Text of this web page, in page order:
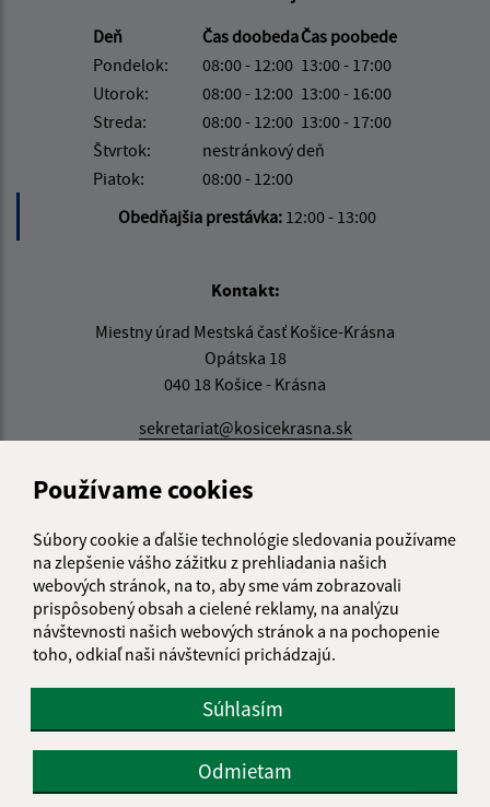
Používame cookies
Súbory cookie a ďalšie technológie sledovania používame
na zlepšenie vášho zážitku z prehliadania našich
webových stránok, na to, aby sme vám zobrazovali
prispôsobený obsah a cielené reklamy, na analýzu
návštevnosti našich webových stránok a na pochopenie
toho, odkiaľ naši návštevníci prichádzajú.
Súhlasím
Odmietam
Deň
Čas doobedaČas poobede
Pondelok:
08:00 - 12:00 13:00 - 17:00
Utorok:
08:00 - 12:00 13:00 - 16:00
Streda:
08:00 - 12:00 13:00 - 17:00
Štvrtok:
nestránkový deň
Piatok:
08:00 - 12:00
Obedňajšia prestávka: 12:00 - 13:00
Kontakt:
Miestny úrad Mestská časť Košice-Krásna
Opátska 18
040 18 Košice - Krásna
sekretariat@kosicekrasna.sk
IČO: 00691020